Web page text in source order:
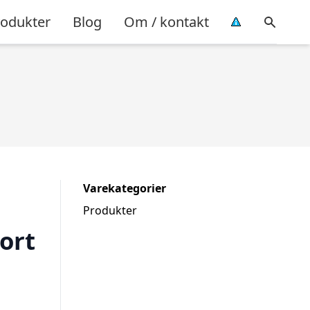
Blog Om / kontakt
Varekategorier
Produkter